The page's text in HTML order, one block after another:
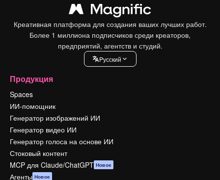
Креативная платформа для создания ваших лучших работ.
Более 1 миллиона подписчиков среди креаторов,
предприятий, агентств и студий.
Pусский
Продукция
Spaces
ИИ-помощник
Генератор изображений ИИ
Генератор видео ИИ
Генератор голоса на основе ИИ
Стоковый контент
MCP для Claude/ChatGPT Новое
Агенты Новое